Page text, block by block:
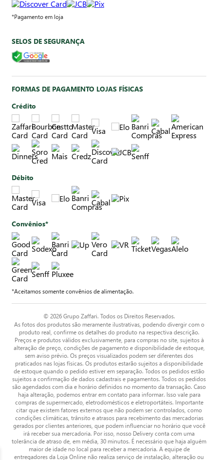
*Pagamento em loja
SELOS DE SEGURANÇA
FORMAS DE PAGAMENTO LOJAS FÍSICAS
Crédito
Débito
Convênios*
*Aceitamos somente convênios de alimentação.
© 2026 Grupo Zaffari. Todos os Direitos Reservados.
As fotos dos produtos são meramente ilustrativas, podendo divergir com o
produto real, confirme os detalhes do produto na respectiva descrição.
Preços e produtos válidos exclusivamente, para compras no site, sujeitos à
alteração de preço, condições de pagamento e disponibilidade de estoque,
sem aviso prévio. Os preços visualizados podem ser diferentes dos
praticados nas lojas físicas. Os produtos estarão sujeitos a disponibilidade
de estoque quando o pedido estiver em separação. Todos os pedidos estão
sujeitos a confirmação de dados cadastrais e pagamentos. Todos os pedidos
são agendados com dia e horário definidos no momento da transação. Caso
haja alteração, podemos entrar em contato para informar. Isso vale para
compras de supermercado, eletrodomésticos e eletroportáteis. Importante
citar que existem fatores externos que não podem ser controlados, como
condições climáticas, trânsito e atrasos para recebimento das mercadorias
gerados por clientes anteriores, que podem influenciar no horário que você
irá receber sua mercadoria. Por isso, nosso Delivery conta com uma
tolerância de atraso de, em média, 30 minutos. É necessário que haja alguém
maior de idade no local para receber a mercadoria. A equipe de
entregadores da Loja Online não realiza serviço de instalação, alteração ou